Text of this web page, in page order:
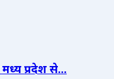
प्रदेश से...